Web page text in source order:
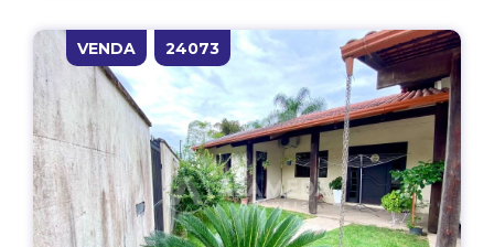
VENDA 24073